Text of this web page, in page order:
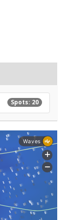
Spots: 20